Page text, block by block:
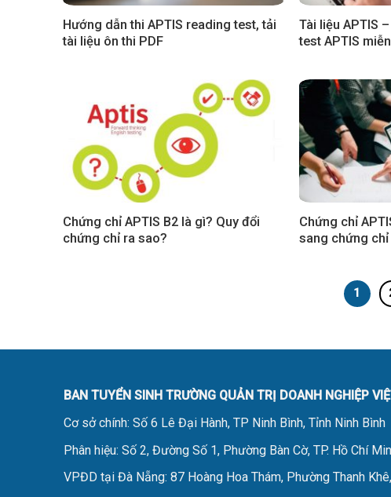
Hướng dẫn thi APTIS reading test, tải
tài liệu ôn thi PDF
Tài liệu APTIS
test APTIS
Chứng chỉ APTIS B2 là gì? Quy đổi
chứng chỉ ra sao?
Chứng chỉ
sang chứng
1
BAN TUYỂN SINH TRƯỜNG QUẢN TRỊ DOANH NGHIỆP
Cơ sở chính: Số 6 Lê Đại Hành, TP Ninh Bình, Tỉnh Ninh Bình
Phân hiệu: Số 2, Đường Số 1, Phường Bàn Cờ, TP. Hồ Chí
VPĐD tại Đà Nẵng: 87 Hoàng Hoa Thám, Phường Thanh